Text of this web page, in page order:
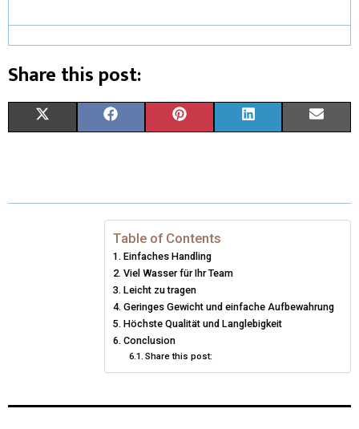
Share this post:
W E
B
O
O
K
T
E
R
E
S
K
N
I
Table of Contents
Einfaches Handling
Viel Wasser für Ihr Team
Leicht zu tragen
Geringes Gewicht und einfache Aufbewahrung
Höchste Qualität und Langlebigkeit
Conclusion
Share this post: